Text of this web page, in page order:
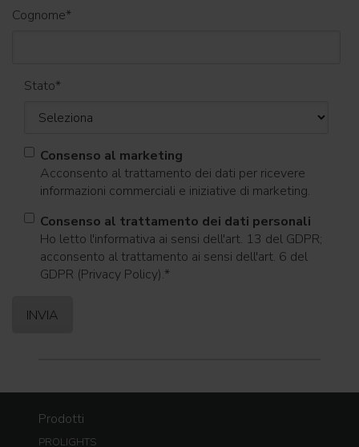
Cognome*
Stato*
Consenso al marketing
Acconsento al trattamento dei dati per ricevere
informazioni commerciali e iniziative di marketing.
Consenso al trattamento dei dati personali
Ho letto l'informativa ai sensi dell'art. 13 del GDPR;
acconsento al trattamento ai sensi dell'art. 6 del
GDPR (Privacy Policy).*
Prodotti
PROLIGHTS